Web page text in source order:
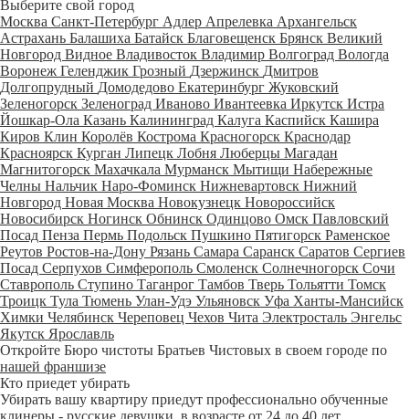
Выберите свой город
Москва Санкт-Петербург Адлер Апрелевка Архангельск
Астрахань Балашиха Батайск Благовещенск Брянск Великий
Новгород Видное Владивосток Владимир Волгоград Вологда
Воронеж Геленджик Грозный Дзержинск Дмитров
Долгопрудный Домодедово Екатеринбург Жуковский
Зеленогорск Зеленоград Иваново Ивантеевка Иркутск Истра
Йошкар-Ола Казань Калининград Калуга Каспийск Кашира
Киров Клин Королёв Кострома Красногорск Краснодар
Красноярск Курган Липецк Лобня Люберцы Магадан
Магнитогорск Махачкала Мурманск Мытищи Набережные
Челны Нальчик Наро-Фоминск Нижневартовск Нижний
Новгород Новая Москва Новокузнецк Новороссийск
Новосибирск Ногинск Обнинск Одинцово Омск Павловский
Посад Пенза Пермь Подольск Пушкино Пятигорск Раменское
Реутов Ростов-на-Дону Рязань Самара Саранск Саратов Сергиев
Посад Серпухов Симферополь Смоленск Солнечногорск Сочи
Ставрополь Ступино Таганрог Тамбов Тверь Тольятти Томск
Троицк Тула Тюмень Улан-Удэ Ульяновск Уфа Ханты-Мансийск
Химки Челябинск Череповец Чехов Чита Электросталь Энгельс
Якутск Ярославль
Откройте Бюро чистоты Братьев Чистовых в своем городе по
нашей франшизе
Кто приедет убирать
Убирать вашу квартиру приедут профессионально обученные
клинеры - русские девушки, в возрасте от 24 до 40 лет.